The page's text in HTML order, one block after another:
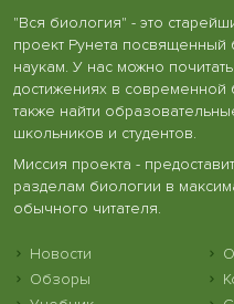
"Вся биология" - это
проект Рунета посвященный
наукам. У нас можно
достижениях в современной
также найти
школьников и студентов.
Миссия проекта -
разделам биологии в
обычного читателя.
Новости
Обзоры